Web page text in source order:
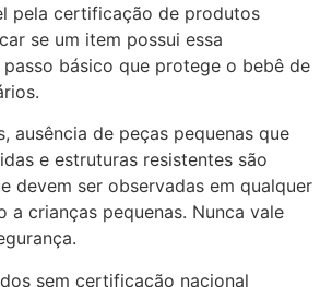
pela certificação de produtos
se um item possui essa
básico que protege o bebê de
ausência de peças pequenas que
e estruturas resistentes são
devem ser observadas em qualquer
a crianças pequenas. Nunca vale
sem certificação nacional